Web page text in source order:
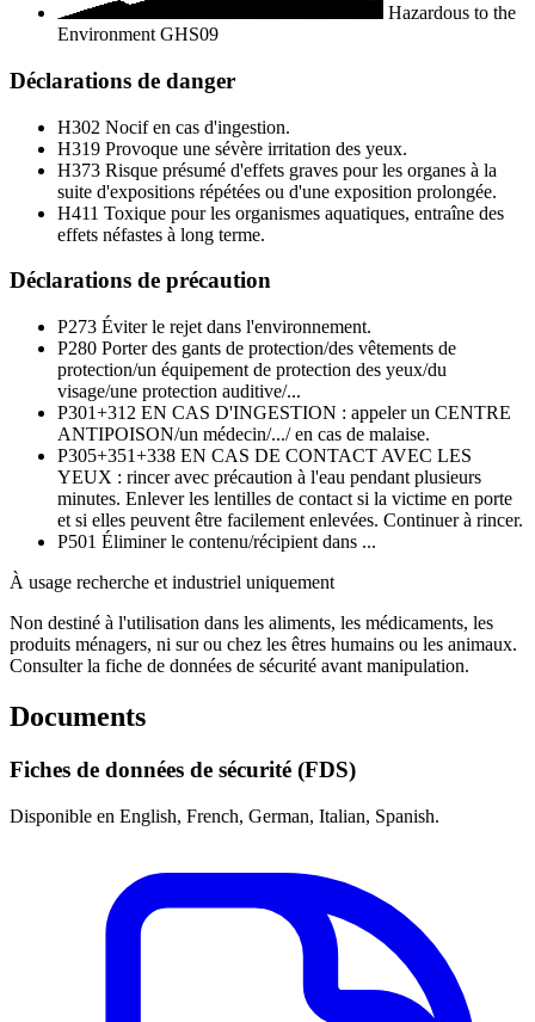
Hazardous to the
Environment GHS09
Déclarations de danger
H302 Nocif en cas d'ingestion.
H319 Provoque une sévère irritation des yeux.
H373 Risque présumé d'effets graves pour les organes à la
suite d'expositions répétées ou d'une exposition prolongée.
H411 Toxique pour les organismes aquatiques, entraîne des
effets néfastes à long terme.
Déclarations de précaution
P273 Éviter le rejet dans l'environnement.
P280 Porter des gants de protection/des vêtements de
protection/un équipement de protection des yeux/du
visage/une protection auditive/...
P301+312 EN CAS D'INGESTION : appeler un CENTRE
ANTIPOISON/un médecin/.../ en cas de malaise.
P305+351+338 EN CAS DE CONTACT AVEC LES
YEUX : rincer avec précaution à l'eau pendant plusieurs
minutes. Enlever les lentilles de contact si la victime en porte
et si elles peuvent être facilement enlevées. Continuer à rincer.
P501 Éliminer le contenu/récipient dans ...
À usage recherche et industriel uniquement
Non destiné à l'utilisation dans les aliments, les médicaments, les
produits ménagers, ni sur ou chez les êtres humains ou les animaux.
Consulter la fiche de données de sécurité avant manipulation.
Documents
Fiches de données de sécurité (FDS)
Disponible en English, French, German, Italian, Spanish.